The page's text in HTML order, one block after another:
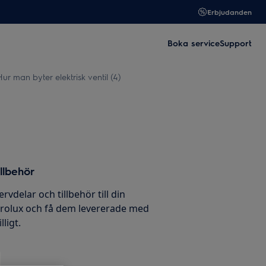
Erbjudanden
Boka serviceSupport
man byter elektrisk ventil (4)
och tillbehör till din
och få dem levererade med